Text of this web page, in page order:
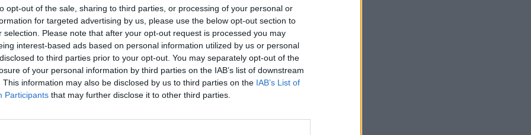
opt-out of the sale, sharing to third parties, or processing of your personal or
for targeted advertising by us, please use the below opt-out section to
selection. Please note that after your opt-out request is processed you may
interest-based ads based on personal information utilized by us or personal
to third parties prior to your opt-out. You may separately opt-out of the
of your personal information by third parties on the IAB’s list of downstream
This information may also be disclosed by us to third parties on the IAB’s List of
Participants that may further disclose it to other third parties.